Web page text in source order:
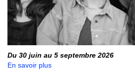
Du 30 juin au 5 septembre 2026
En savoir plus